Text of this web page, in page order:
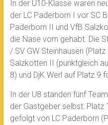
In der U10-Klasse waren
der LC Paderborn I vor SC
Paderborn II und VfB
die Nase vorn gehabt. Die
/ SV GW Steinhausen
Salzkotten II (punktgleich
8) und DjK Werl auf Platz 9
In der U8 standen fünf
der Gastgeber selbst: Platz
gefolgt von LC Paderborn